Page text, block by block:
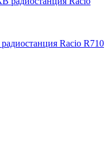
Racio R710